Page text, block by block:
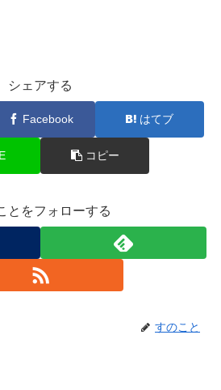
シェアする
Facebook はてブ
コピー
とをフォローする
すのこと